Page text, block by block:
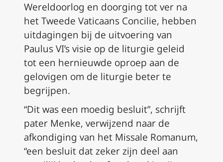
Wereldoorlog en doorging tot ver na
het Tweede Vaticaans Concilie, hebben
uitdagingen bij de uitvoering van
Paulus VI’s visie op de liturgie geleid
tot een hernieuwde oproep aan de
gelovigen om de liturgie beter te
begrijpen.
“Dit was een moedig besluit”, schrijft
pater Menke, verwijzend naar de
afkondiging van het Missale Romanum,
“een besluit dat zeker zijn deel aan